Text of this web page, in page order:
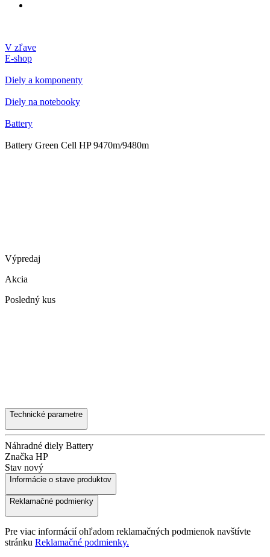
V zľave
E-shop
Diely a komponenty
Diely na notebooky
Battery
Battery Green Cell HP 9470m/9480m
Výpredaj
Akcia
Posledný kus
Technické parametre
Náhradné diely Battery
Značka HP
Stav nový
Informácie o stave produktov
Reklamačné podmienky
Pre viac informácií ohľadom reklamačných podmienok navštívte
stránku Reklamačné podmienky.